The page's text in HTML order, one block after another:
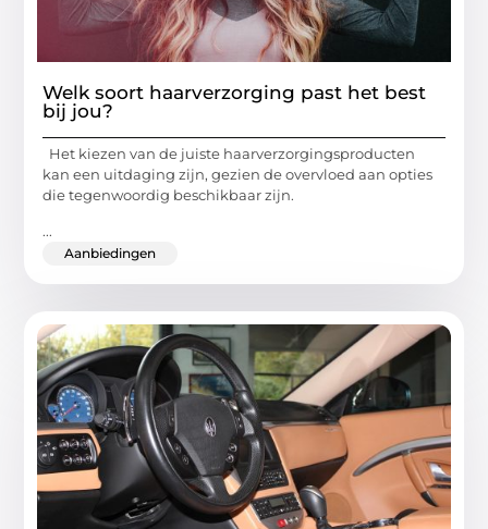
Welk soort haarverzorging past het best
bij jou?
Het kiezen van de juiste haarverzorgingsproducten
kan een uitdaging zijn, gezien de overvloed aan opties
die tegenwoordig beschikbaar zijn.
...
Aanbiedingen